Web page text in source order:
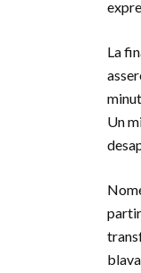
La
Un
partir